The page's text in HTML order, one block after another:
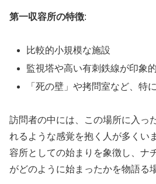
第一収容所の特徴:
比較的小規模な施設
監視塔や高い有刺鉄線が印象的
「死の壁」や拷問室など、特
訪問者の中には、この場所に入っ
れるような感覚を抱く人が多くい
容所としての始まりを象徴し、ナ
がどのように始まったかを物語る